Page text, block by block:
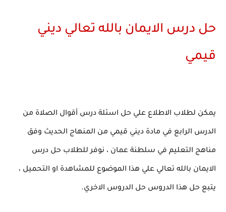
حل درس الايمان بالله تعالي ديني
قيمي
يمكن لطلاب الاطلاع علي حل اسئلة درس أقوال الصلاة من
الدرس الرابع في مادة ديني قيمي من المنهاج الحديث وفق
مناهج التعليم في سلطنة عمان ، نوفر للطلاب حل درس
الايمان بالله تعالي علي هذا الموضوع للمشاهدة او التحميل ،
يتبع حل هذا الدروس حل الدروس الاخري.